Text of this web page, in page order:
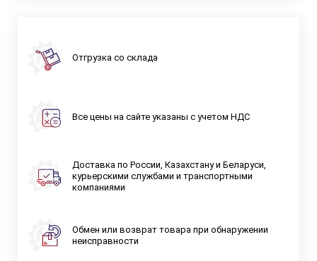
Отгрузка со склада
Все цены на сайте указаны с учетом НДС
Доставка по России, Казахстану и Беларуси,
курьерскими службами и транспортными
компаниями
Обмен или возврат товара при обнаружении
неисправности